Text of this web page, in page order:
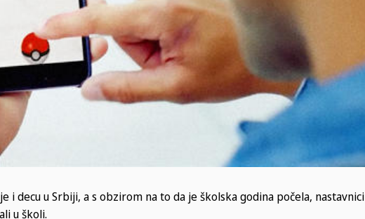
i decu u Srbiji, a s obzirom na to da je školska godina počela, nastavnici
u školi.